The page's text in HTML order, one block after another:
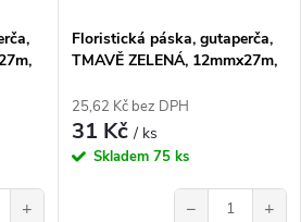
+
Floristická páska, gutaperča,
TMAVĚ ZELENÁ, 12mmx27m,
25,62 Kč bez DPH
31 Kč/ ks
Skladem 75 ks
− +